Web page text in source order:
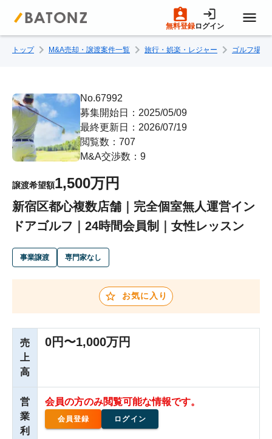
無料登録ログイン
トップページ
M&A案件一覧
売りたい方へ
成約事例
M&A専門家の方へ
トップ M&A売却・譲渡案件一覧 旅行・娯楽・レジャー ゴルフ場・
No.67992
募集開始日：2025/05/09
最終更新日：2026/07/19
閲覧数：707
M&A交渉数：9
譲渡希望額1,500万円
新宿区都心複数店舗｜完全個室無人運営イン
ドアゴルフ｜24時間会員制｜女性レッスン
事業譲渡 専門家なし
お気に入り
売
上
高
0円〜1,000万円
営
業
利
会員の方のみ閲覧可能な情報です。
会員登録 ログイン